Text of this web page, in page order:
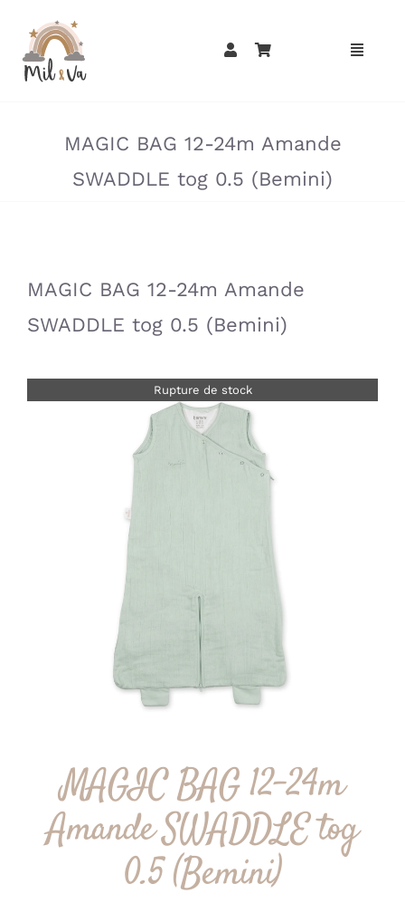
contenu
MAGIC BAG 12-24m Amande
SWADDLE tog 0.5 (Bemini)
MAGIC BAG 12-24m Amande
SWADDLE tog 0.5 (Bemini)
Rupture de stock
MAGIC BAG 12-24m
Amande SWADDLE tog
0.5 (Bemini)